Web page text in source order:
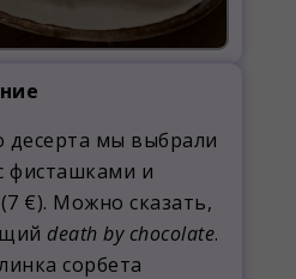
десерта мы выбрали
фисташками и
€). Можно сказать,
death by chocolate.
сорбета